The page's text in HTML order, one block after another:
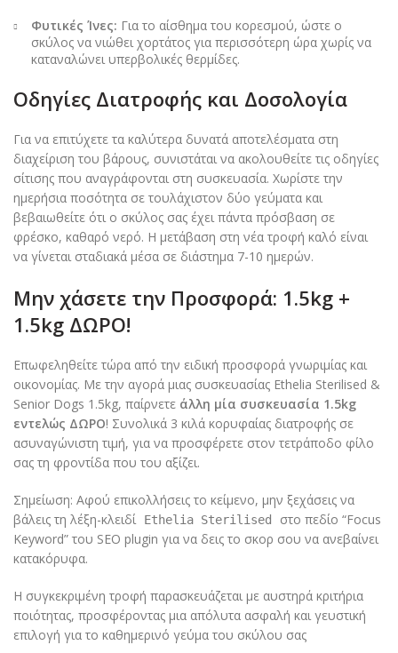
Φυτικές Ίνες: Για το αίσθημα του κορεσμού, ώστε ο
σκύλος να νιώθει χορτάτος για περισσότερη ώρα χωρίς να
καταναλώνει υπερβολικές θερμίδες.
Οδηγίες Διατροφής και Δοσολογία
Για να επιτύχετε τα καλύτερα δυνατά αποτελέσματα στη
διαχείριση του βάρους, συνιστάται να ακολουθείτε τις οδηγίες
σίτισης που αναγράφονται στη συσκευασία. Χωρίστε την
ημερήσια ποσότητα σε τουλάχιστον δύο γεύματα και
βεβαιωθείτε ότι ο σκύλος σας έχει πάντα πρόσβαση σε
φρέσκο, καθαρό νερό. Η μετάβαση στη νέα τροφή καλό είναι
να γίνεται σταδιακά μέσα σε διάστημα 7-10 ημερών.
Μην χάσετε την Προσφορά: 1.5kg +
1.5kg ΔΩΡΟ!
Επωφεληθείτε τώρα από την ειδική προσφορά γνωριμίας και
οικονομίας. Με την αγορά μιας συσκευασίας Ethelia Sterilised &
Senior Dogs 1.5kg, παίρνετε άλλη μία συσκευασία 1.5kg
εντελώς ΔΩΡΟ! Συνολικά 3 κιλά κορυφαίας διατροφής σε
ασυναγώνιστη τιμή, για να προσφέρετε στον τετράποδο φίλο
σας τη φροντίδα που του αξίζει.
Σημείωση: Αφού επικολλήσεις το κείμενο, μην ξεχάσεις να
βάλεις τη λέξη-κλειδί Ethelia Sterilised
στο πεδίο “Focus
Keyword” του SEO plugin για να δεις το σκορ σου να ανεβαίνει
κατακόρυφα.
Η συγκεκριμένη τροφή παρασκευάζεται με αυστηρά κριτήρια
ποιότητας, προσφέροντας μια απόλυτα ασφαλή και γευστική
επιλογή για το καθημερινό γεύμα του σκύλου σας